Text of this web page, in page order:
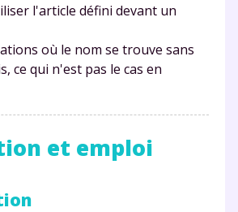
l'article défini devant un
où le nom se trouve sans
ce qui n'est pas le cas en
et emploi